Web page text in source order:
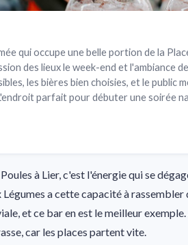
qui occupe une belle portion de la
des lieux le week-end et l'ambiance
les bières bien choisies, et le public
parfait pour débuter une soirée
à Lier, c'est l'énergie qui se
Légumes a cette capacité à
et ce bar en est le meilleur
car les places partent vite.